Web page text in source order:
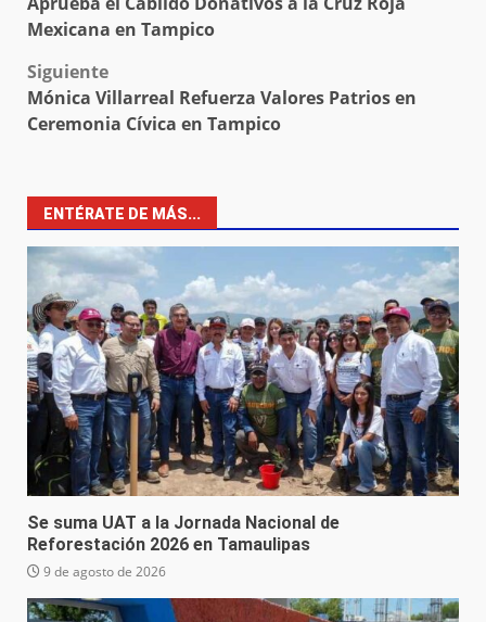
navigation
Mexicana en Tampico
Siguiente
Mónica Villarreal Refuerza Valores Patrios en
Ceremonia Cívica en Tampico
ENTÉRATE DE MÁS...
Se suma UAT a la Jornada Nacional de
Reforestación 2026 en Tamaulipas
9 de agosto de 2026